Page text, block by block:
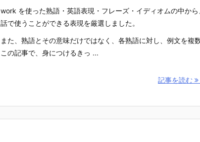
work を使った熟語・英語表現・フレーズ・イディオムの中か
話で使うことができる表現を厳選しました。
また、熟語とその意味だけではなく、各熟語に対し、例文を複
この記事で、身につけるきっ ...
記事を読む